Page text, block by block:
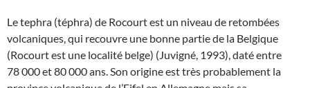
Le tephra (téphra) de Rocourt est un niveau de retombées
volcaniques, qui recouvre une bonne partie de la Belgique
(Rocourt est une localité belge) (Juvigné, 1993), daté entre
78 000 et 80 000 ans. Son origine est très probablement la